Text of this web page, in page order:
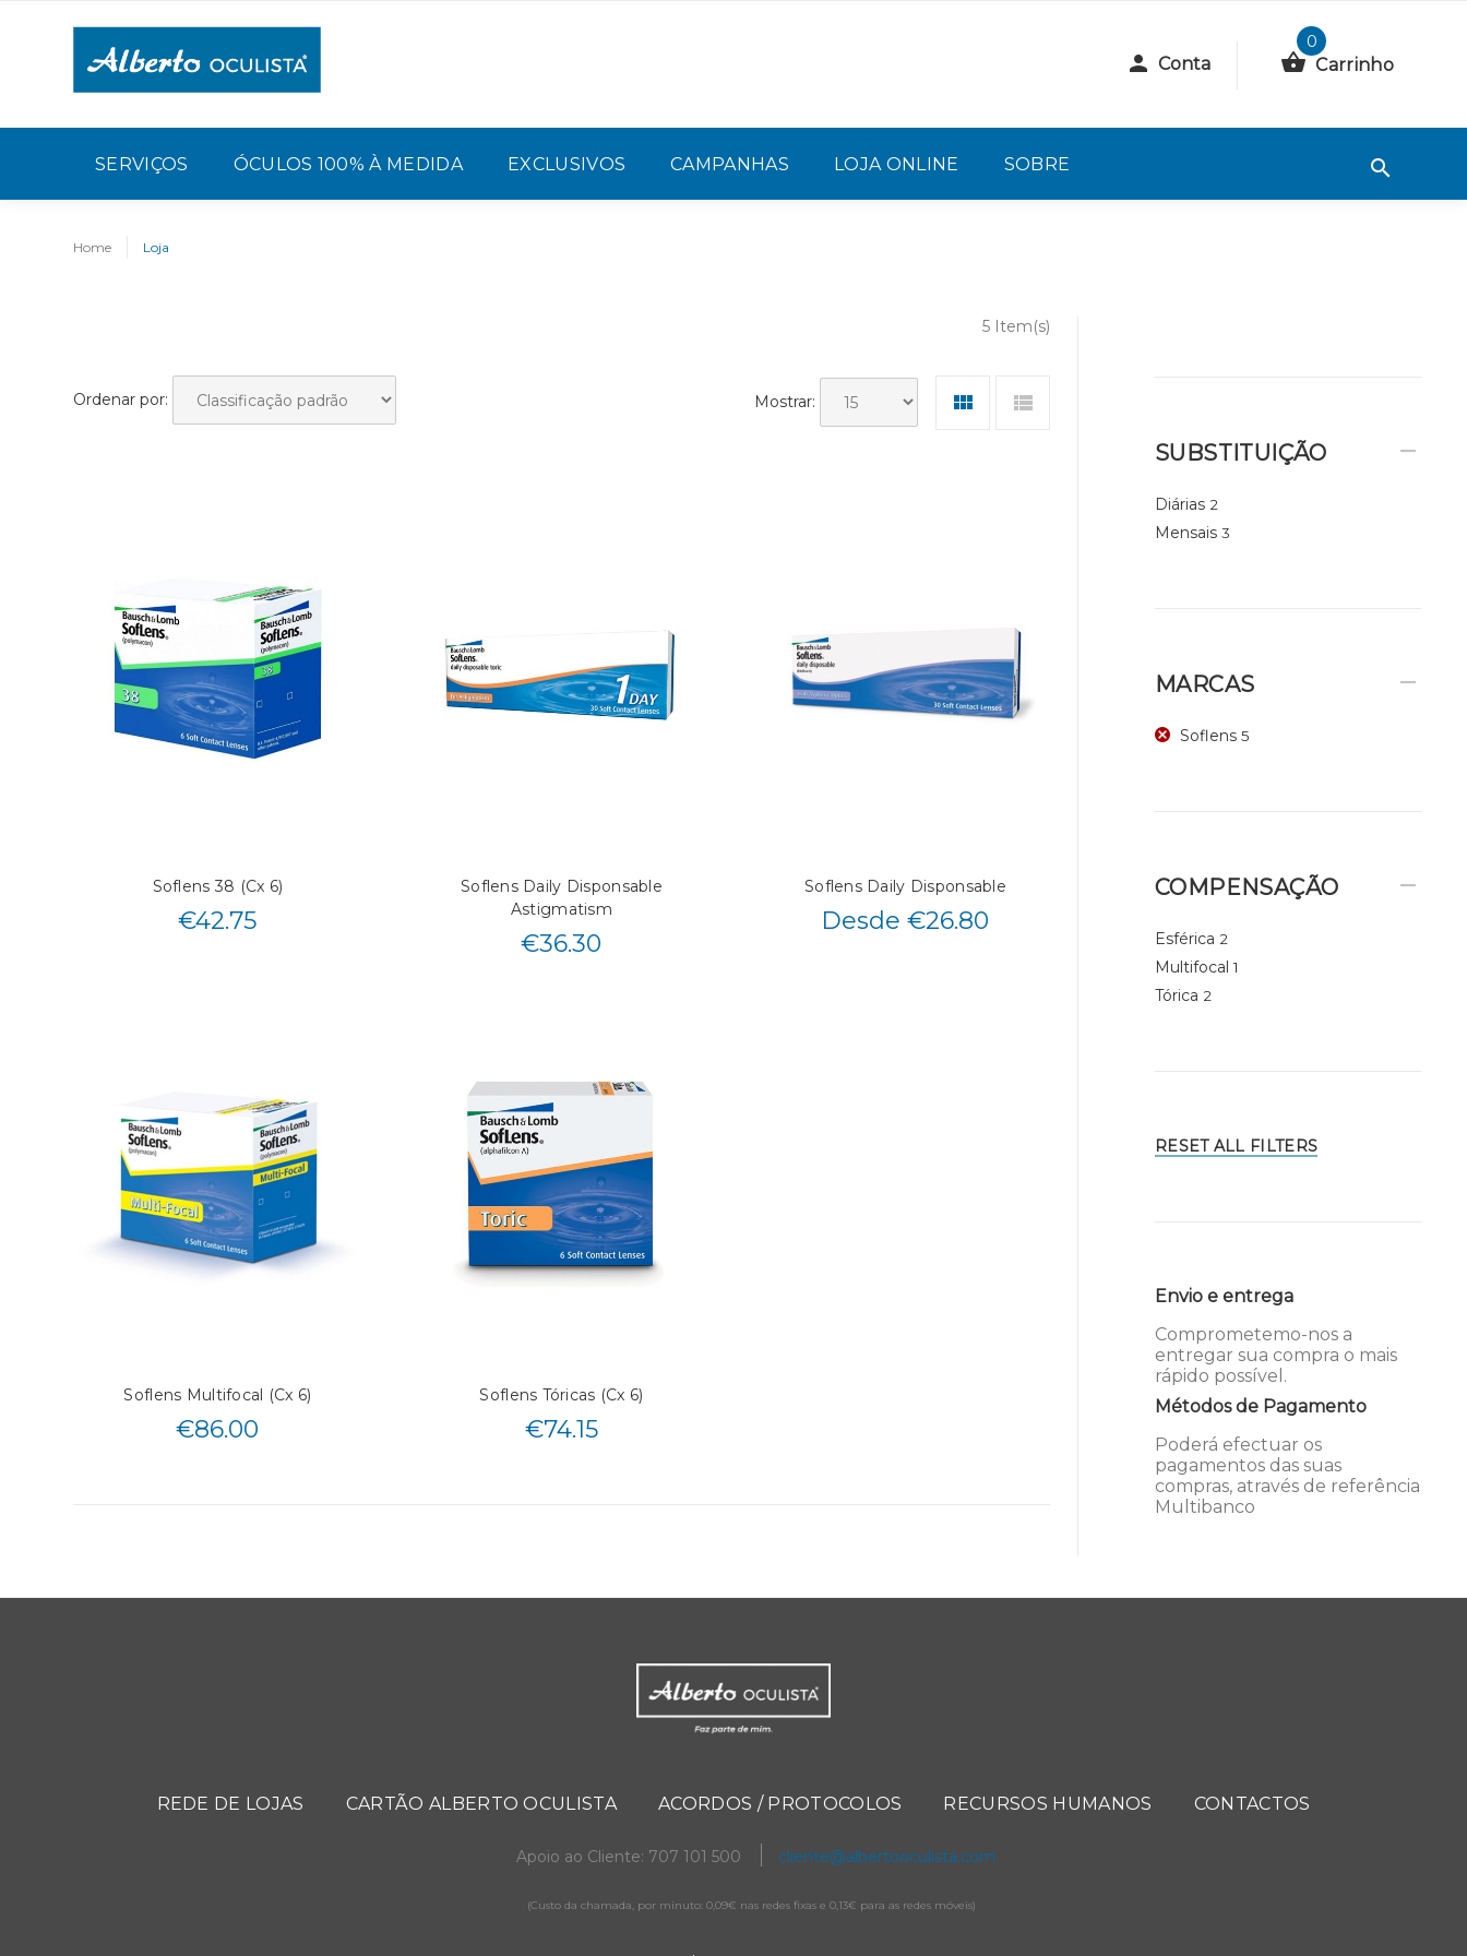
Conta
0
Carrinho
SERVIÇOS ÓCULOS 100% À MEDIDA EXCLUSIVOS CAMPANHAS LOJA ONLINE SOBRE
Home Loja
5 Item(s)
Ordenar por: Mostrar:
Soflens 38 (Cx 6)
€42.75
Soflens Daily Disponsable
Astigmatism
€36.30
Soflens Daily Disponsable
Desde €26.80
Soflens Multifocal (Cx 6)
€86.00
Soflens Tóricas (Cx 6)
€74.15
SUBSTITUIÇÃO
Diárias 2
Mensais 3
MARCAS
Soflens 5
COMPENSAÇÃO
Esférica 2
Multifocal 1
Tórica 2
RESET ALL FILTERS
Envio e entrega
Comprometemo-nos a
entregar sua compra o mais
rápido possível.
Métodos de Pagamento
Poderá efectuar os
pagamentos das suas
compras, através de referência
Multibanco
REDE DE LOJAS CARTÃO ALBERTO OCULISTA ACORDOS / PROTOCOLOS RECURSOS HUMANOS CONTACTOS
Apoio ao Cliente: 707 101 500 cliente@albertooculista.com
(Custo da chamada, por minuto: 0,09€ nas redes fixas e 0,13€ para as redes móveis)